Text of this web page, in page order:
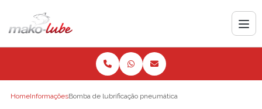
HomeInformaçõesBomba de lubrificação pneumática